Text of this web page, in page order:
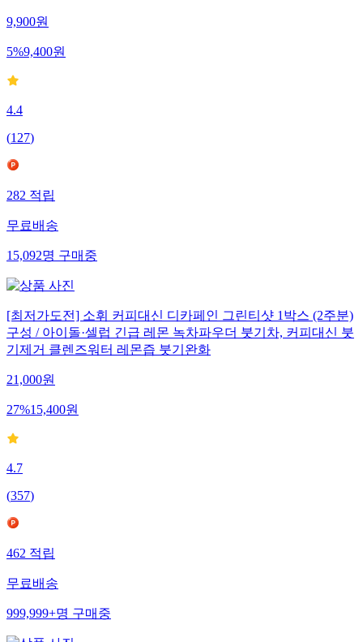
9,900원
5%9,400원
4.4
(127)
282 적립
무료배송
15,092명 구매중
[최저가도전] 소휘 커피대신 디카페인 그린티샷 1박스 (2주분)
구성 / 아이돌·셀럽 긴급 레몬 녹차파우더 붓기차, 커피대신 붓
기제거 클렌즈워터 레몬즙 붓기완화
21,000원
27%15,400원
4.7
(357)
462 적립
무료배송
999,999+명 구매중